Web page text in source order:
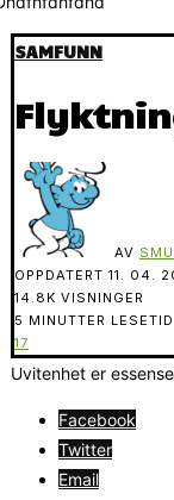
SAMFUNN
AV
OPPDATERT 11. 04.
14.8K VISNINGER
5 MINUTTER LESETID
17
Uvitenhet er
Facebook
Twitter
Email